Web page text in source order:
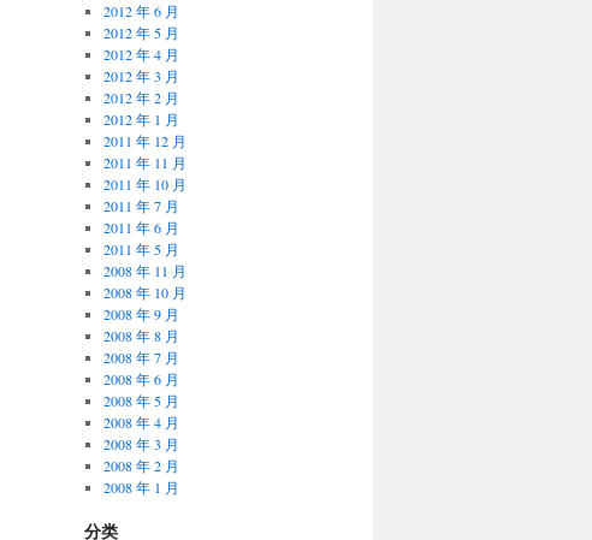
2012 年 6 月
2012 年 5 月
2012 年 4 月
2012 年 3 月
2012 年 2 月
2012 年 1 月
2011 年 12 月
2011 年 11 月
2011 年 10 月
2011 年 7 月
2011 年 6 月
2011 年 5 月
2008 年 11 月
2008 年 10 月
2008 年 9 月
2008 年 8 月
2008 年 7 月
2008 年 6 月
2008 年 5 月
2008 年 4 月
2008 年 3 月
2008 年 2 月
2008 年 1 月
分类